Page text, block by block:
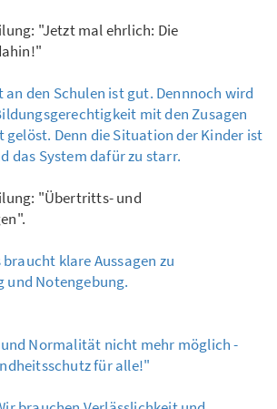
"Jetzt mal ehrlich: Die
den Schulen ist gut. Dennnoch wird
mit den Zusagen
gelöst. Denn die Situation der Kinder ist
das System dafür zu starr.
"Übertritts- und
braucht klare Aussagen zu
und Notengebung.
Normalität nicht mehr möglich -
für alle!"